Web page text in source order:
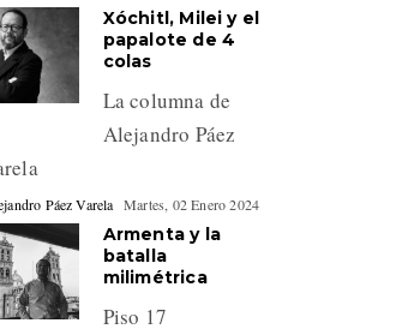
Xóchitl, Milei y el
papalote de 4
colas
La columna de
Alejandro Páez
Páez Varela Martes, 02 Enero 2024
Armenta y la
batalla
milimétrica
Piso 17